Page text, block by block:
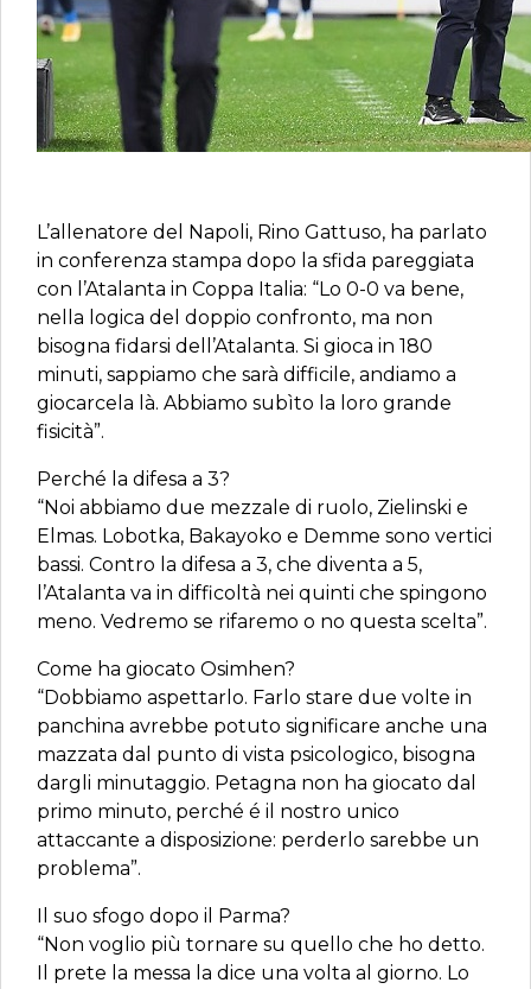
L’allenatore del Napoli, Rino Gattuso, ha parlato
in conferenza stampa dopo la sfida pareggiata
con l’Atalanta in Coppa Italia: “Lo 0-0 va bene,
nella logica del doppio confronto, ma non
bisogna fidarsi dell’Atalanta. Si gioca in 180
minuti, sappiamo che sarà difficile, andiamo a
giocarcela là. Abbiamo subìto la loro grande
fisicità”.
Perché la difesa a 3?
“Noi abbiamo due mezzale di ruolo, Zielinski e
Elmas. Lobotka, Bakayoko e Demme sono vertici
bassi. Contro la difesa a 3, che diventa a 5,
l’Atalanta va in difficoltà nei quinti che spingono
meno. Vedremo se rifaremo o no questa scelta”.
Come ha giocato Osimhen?
“Dobbiamo aspettarlo. Farlo stare due volte in
panchina avrebbe potuto significare anche una
mazzata dal punto di vista psicologico, bisogna
dargli minutaggio. Petagna non ha giocato dal
primo minuto, perché é il nostro unico
attaccante a disposizione: perderlo sarebbe un
problema”.
Il suo sfogo dopo il Parma?
“Non voglio più tornare su quello che ho detto.
Il prete la messa la dice una volta al giorno. Lo